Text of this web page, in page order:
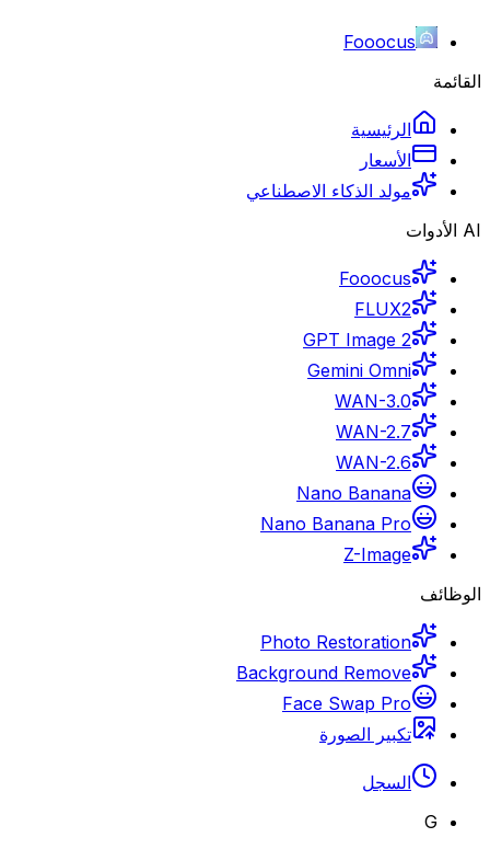
Fooocus
القائمة
الرئيسية
الأسعار
مولد الذكاء الاصطناعي
AI الأدوات
Fooocus
FLUX2
GPT Image 2
Gemini Omni
WAN-3.0
WAN-2.7
WAN-2.6
Nano Banana
Nano Banana Pro
Z-Image
الوظائف
Photo Restoration
Background Remove
Face Swap Pro
تكبير الصورة
السجل
G